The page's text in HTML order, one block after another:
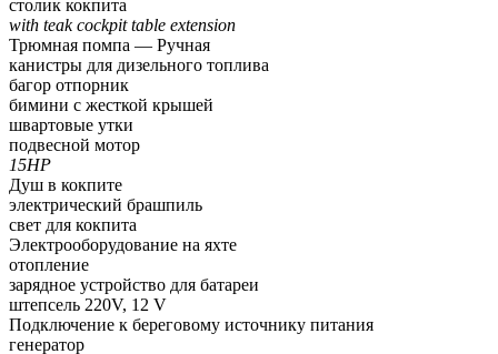
столик кокпита
with teak cockpit table extension
Трюмная помпа — Pучная
канистры для дизельного топлива
багор отпорник
бимини с жесткой крышей
швартовые утки
подвесной мотор
15HP
Душ в кокпите
электрический брашпиль
свет для кокпита
Электрооборудование на яхте
отопление
зарядное устройство для батареи
штепсель 220V, 12 V
Подключение к береговому источнику питания
генератор